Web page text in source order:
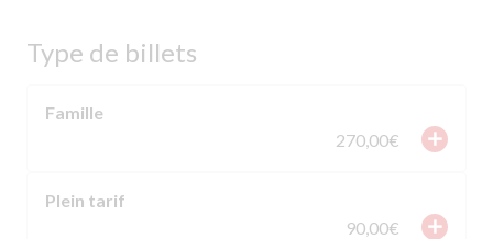
Type de billets
Famille
270,00€
add
Plein tarif
90,00€
add